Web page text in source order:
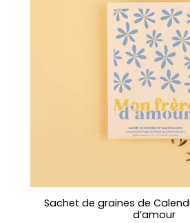
Sachet de graines de
d’amour